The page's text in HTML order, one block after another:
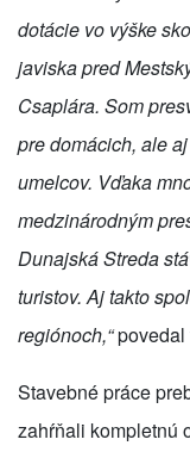
dotácie vo výške
javiska pred
Csaplára. Som
pre domácich, ale
umelcov. Vďaka
medzinárodným
Dunajská Streda
turistov. Aj takto
regiónoch,“povedal
Stavebné práce
zahŕňali kompletnú